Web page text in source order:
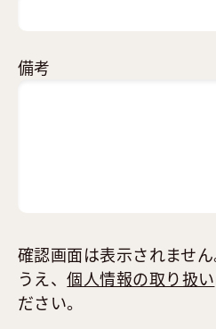
備考
確認画面は表示されませ
うえ、個人情報の取り扱い
ださい。